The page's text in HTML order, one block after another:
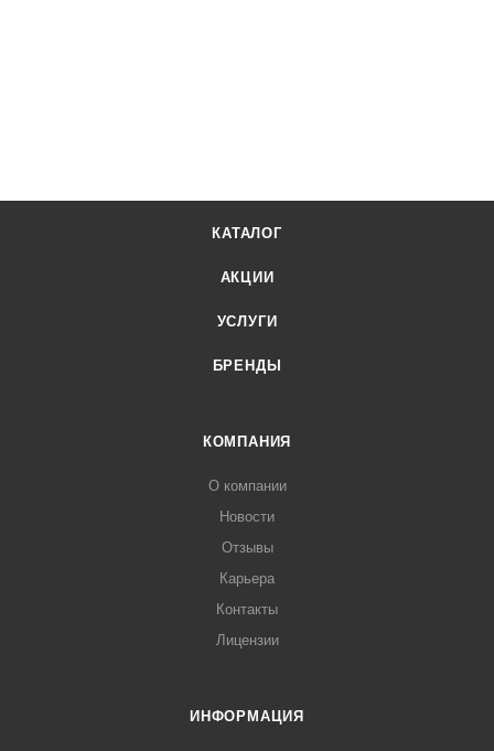
КАТАЛОГ
АКЦИИ
УСЛУГИ
БРЕНДЫ
КОМПАНИЯ
О компании
Новости
Отзывы
Карьера
Контакты
Лицензии
ИНФОРМАЦИЯ